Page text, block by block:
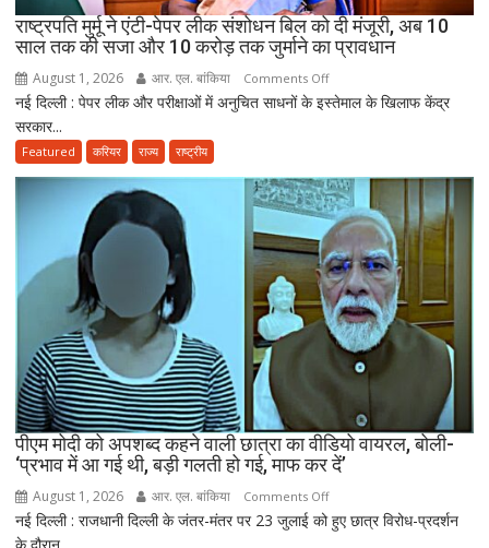
स्वास्थ्य
विभाग
ने
तैयार
की
राष्ट्रपति मुर्मू ने एंटी-पेपर लीक संशोधन बिल को दी मंजूरी, अब 10
साल तक की सजा और 10 करोड़ तक जुर्माने का प्रावधान
August 1, 2026 आर. एल. बांकिया Comments Offon
राष्ट्रपति
एंटी-
पेपर
लीक
संशोधन
बिल
को
दी
मंजूरी,
अब
10
तक
की
10
नई दिल्ली : पेपर लीक और परीक्षाओं में अनुचित साधनों के इस्तेमाल के खिलाफ केंद्र
सरकार...
Featured करियर राज्य राष्ट्रीय
पीएम मोदी को अपशब्द कहने वाली छात्रा का वीडियो वायरल, बोली-
‘प्रभाव में आ गई थी, बड़ी गलती हो गई, माफ कर दें’
August 1, 2026 आर. एल. बांकिया Comments Offon
पीएम
नई दिल्ली : राजधानी दिल्ली के जंतर-मंतर पर 23 जुलाई को हुए छात्र विरोध-प्रदर्शन
के दौरान...